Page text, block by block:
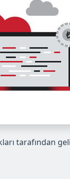
tarafından